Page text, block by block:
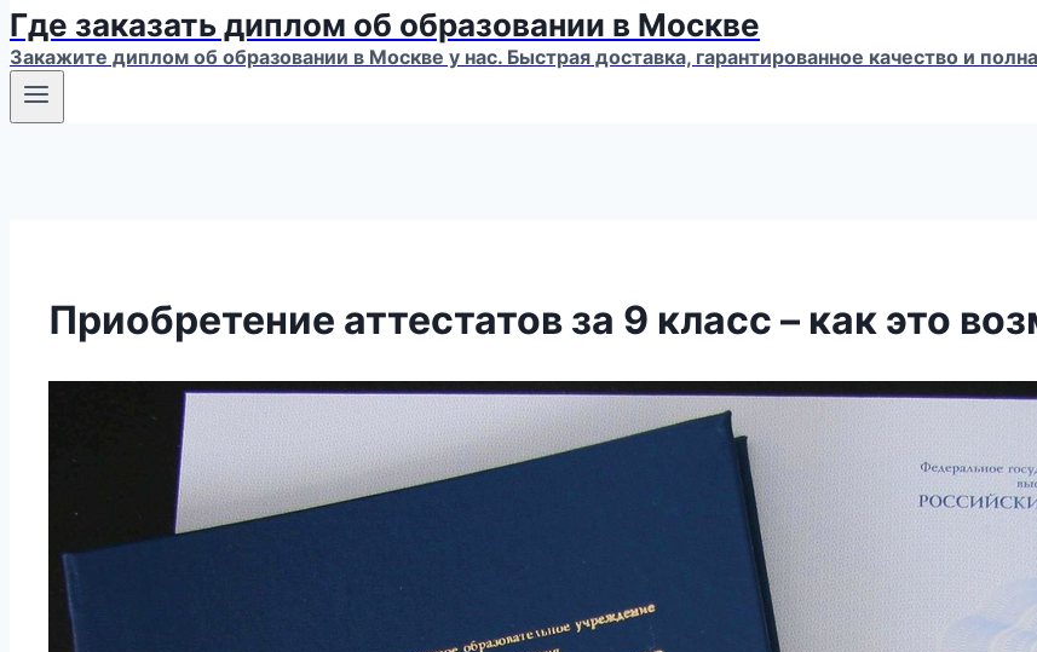
Где заказать диплом об образовании в Москве
Закажите диплом об образовании в Москве у нас. Быстрая доставка, гарантированное качество и
Приобретение аттестатов за 9 класс – как это